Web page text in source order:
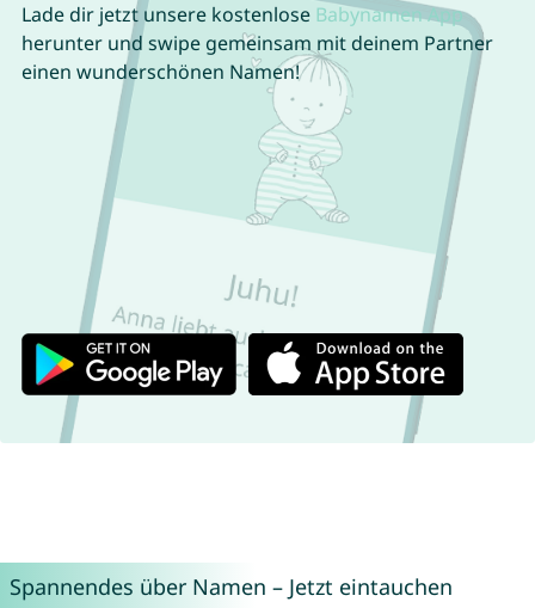
Lade dir jetzt unsere kostenlose Babynamen App
herunter und swipe gemeinsam mit deinem Partner
einen wunderschönen Namen!
Spannendes über Namen – Jetzt eintauchen